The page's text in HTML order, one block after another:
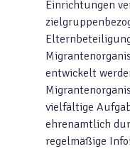
Einrichtungen
entwickelt
vielfältige
ehrenamtlich
regelmäßige